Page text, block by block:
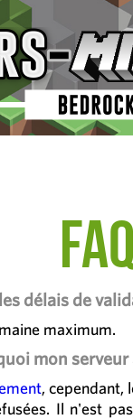
délais de
maximum.
mon serveur
, cependant,
Il n'est